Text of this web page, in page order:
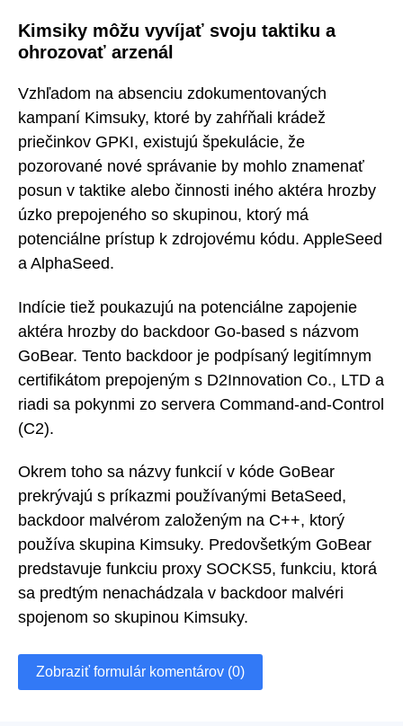
Kimsiky môžu vyvíjať svoju taktiku a
ohrozovať arzenál
Vzhľadom na absenciu zdokumentovaných
kampaní Kimsuky, ktoré by zahŕňali krádež
priečinkov GPKI, existujú špekulácie, že
pozorované nové správanie by mohlo znamenať
posun v taktike alebo činnosti iného aktéra hrozby
úzko prepojeného so skupinou, ktorý má
potenciálne prístup k zdrojovému kódu. AppleSeed
a AlphaSeed.
Indície tiež poukazujú na potenciálne zapojenie
aktéra hrozby do backdoor Go-based s názvom
GoBear. Tento backdoor je podpísaný legitímnym
certifikátom prepojeným s D2Innovation Co., LTD a
riadi sa pokynmi zo servera Command-and-Control
(C2).
Okrem toho sa názvy funkcií v kóde GoBear
prekrývajú s príkazmi používanými BetaSeed,
backdoor malvérom založeným na C++, ktorý
používa skupina Kimsuky. Predovšetkým GoBear
predstavuje funkciu proxy SOCKS5, funkciu, ktorá
sa predtým nenachádzala v backdoor malvéri
spojenom so skupinou Kimsuky.
Zobraziť formulár komentárov (0)